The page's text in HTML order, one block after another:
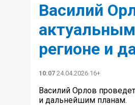
Василий
регионе и
10:07 24.04.2026 16+
Василий Орлов
и дальнейшим планам.